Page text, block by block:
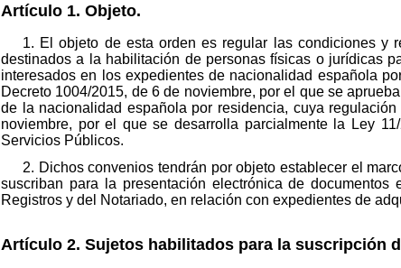
Artículo 1. Objeto.
1. El objeto de esta orden es regular las condiciones y
destinados a la habilitación de personas físicas o jurídicas
interesados en los expedientes de nacionalidad española
Decreto 1004/2015, de 6 de noviembre, por el que se
de la nacionalidad española por residencia, cuya
noviembre, por el que se desarrolla parcialmente la Ley
Servicios Públicos.
2. Dichos convenios tendrán por objeto establecer el
suscriban para la presentación electrónica de
Registros y del Notariado, en relación con expedientes de
Artículo 2. Sujetos habilitados para la suscripción